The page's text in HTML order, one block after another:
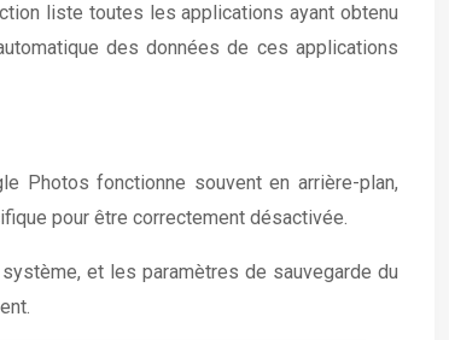
liste toutes les applications ayant obtenu
des données de ces applications
Photos fonctionne souvent en arrière-plan,
pour être correctement désactivée.
et les paramètres de sauvegarde du